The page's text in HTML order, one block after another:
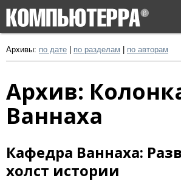
Архивы: по дате по разделам по авторам
Архив:
Ваннаха
Кафедра Ваннаха:
холст истории